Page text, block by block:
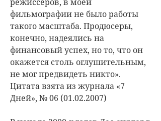
фильмографии не было работы
такого масштаба. Продюсеры,
конечно, надеялись на
финансовый успех, но то, что он
окажется столь оглушительным,
не мог предвидеть никто».
Цитата взята из журнала «7
Дней», № 06 (01.02.2007)